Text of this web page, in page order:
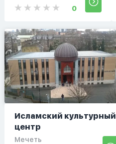
0
Исламский культурный
центр
Мечеть